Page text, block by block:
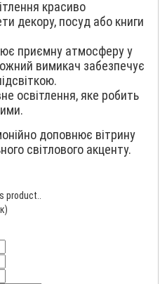
красиво
декору, посуд або книги
приємну атмосферу у
вимикач забезпечує
освітлення, яке робить
доповнює вітрину
світлового акценту.
product..